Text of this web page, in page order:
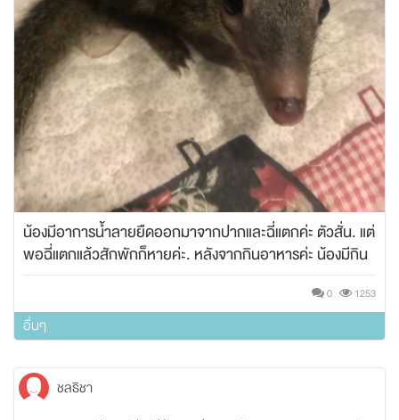
น้องมีอาการน้ำลายยืดออกมาจากปากและฉี่แตกค่ะ ตัวสั่น. แต่
พอฉี่แตกแล้วสักพักก็หายค่ะ. หลังจากกินอาหารค่ะ น้องมีกิน
ข้าว และไข่. มะม่วงสุขค่ะ กินไม่เยอะ. อย่างล่ะนิดหน่อยค่ะ
0 1253
อื่นๆ
ชลธิชา